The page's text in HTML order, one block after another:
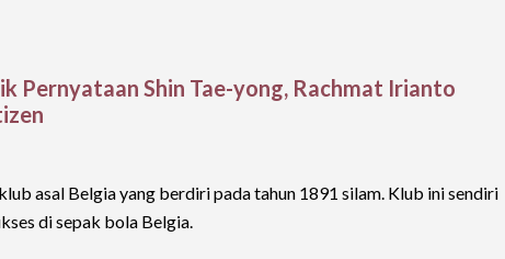
Pernyataan Shin Tae-yong, Rachmat Irianto
asal Belgia yang berdiri pada tahun 1891 silam. Klub ini sendiri
di sepak bola Belgia.